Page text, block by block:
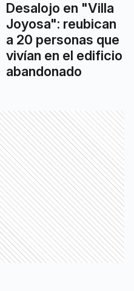
Desalojo en "Villa
Joyosa": reubican
a 20 personas que
vivían en el edificio
abandonado